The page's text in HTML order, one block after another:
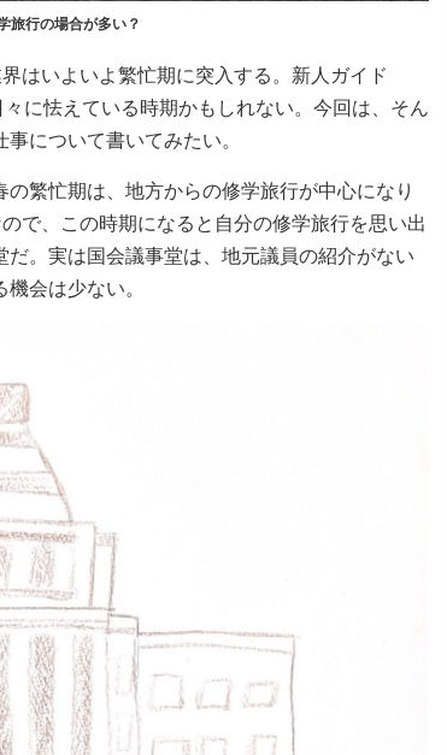
旅行の場合が多い？
はいよいよ繁忙期に突入する。新人ガイド
に怯えている時期かもしれない。今回は、そん
について書いてみたい。
繁忙期は、地方からの修学旅行が中心になり
で、この時期になると自分の修学旅行を思い出
。実は国会議事堂は、地元議員の紹介がない
会は少ない。